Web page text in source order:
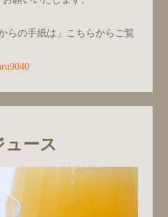
らの手紙は」こちらからご覧
ュース